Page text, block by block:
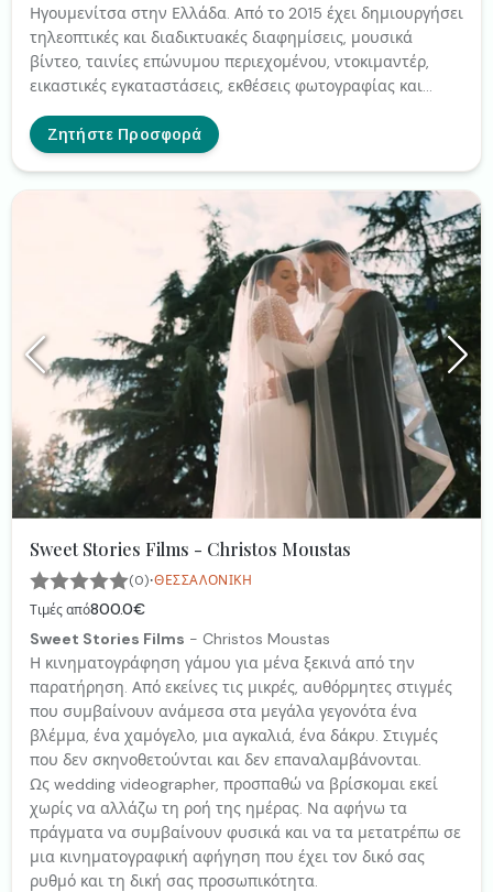
Ηγουμενίτσα στην Ελλάδα. Από το 2015 έχει δημιουργήσει
τηλεοπτικές και διαδικτυακές διαφημίσεις, μουσικά
βίντεο, ταινίες επώνυμου περιεχομένου, ντοκιμαντέρ,
εικαστικές εγκαταστάσεις, εκθέσεις φωτογραφίας και
της Ευρώπης.
Ζητήστε Προσφορά
Sweet Stories Films - Christos Moustas
(0)·ΘΕΣΣΑΛΟΝΊΚΗ
Τιμές από800.0€
Sweet Stories Films - Christos Moustas
Η κινηματογράφηση γάμου για μένα ξεκινά από την
παρατήρηση. Από εκείνες τις μικρές, αυθόρμητες στιγμές
που συμβαίνουν ανάμεσα στα μεγάλα γεγονότα ένα
βλέμμα, ένα χαμόγελο, μια αγκαλιά, ένα δάκρυ. Στιγμές
που δεν σκηνοθετούνται και δεν επαναλαμβάνονται.
Ως wedding videographer, προσπαθώ να βρίσκομαι εκεί
χωρίς να αλλάζω τη ροή της ημέρας. Να αφήνω τα
πράγματα να συμβαίνουν φυσικά και να τα μετατρέπω σε
μια κινηματογραφική αφήγηση που έχει τον δικό σας
ρυθμό και τη δική σας προσωπικότητα.